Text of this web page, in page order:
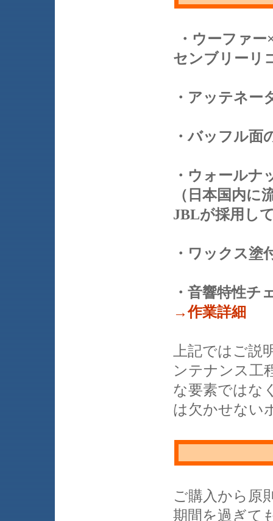
・ウーファ
センブリーリ
・アッテネ
・バッフル
・ウォールナ
（日本国内に
JBLが採用し
・ワックス
・音響特性
→作業詳細
上記ではご
ンテナンス工
な要素ではな
は欠かせない
ご購入から原
期間を過ぎて